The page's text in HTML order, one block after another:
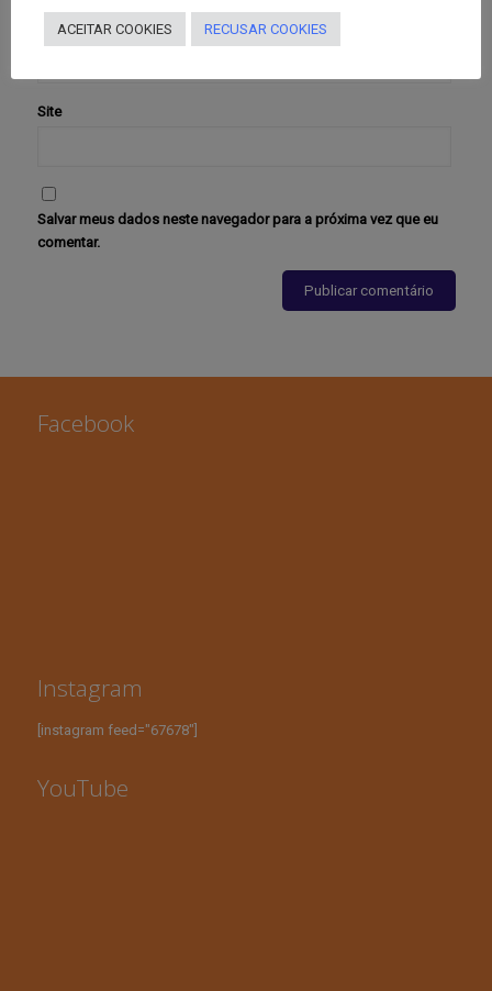
E-mail*
Site
Salvar meus dados neste navegador para a próxima vez que eu
comentar.
Facebook
Instagram
[instagram feed="67678"]
YouTube
ACEITAR COOKIES RECUSAR COOKIES